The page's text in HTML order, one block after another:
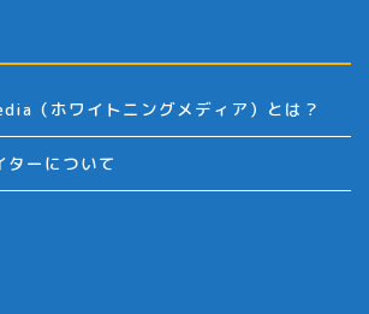
（ホワイトニングメディア）とは？
ターについて